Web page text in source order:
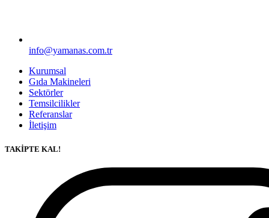
info@yamanas.com.tr
Kurumsal
Gıda Makineleri
Sektörler
Temsilcilikler
Referanslar
İletişim
TAKİPTE KAL!